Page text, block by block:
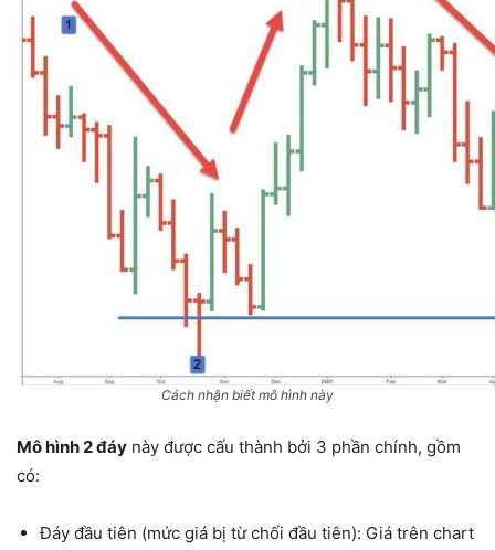
Cách nhận biết mô hình này
Mô hình 2 đáy này được cấu thành bởi 3 phần chính, gồm
có:
Đáy đầu tiên (mức giá bị từ chối đầu tiên): Giá trên chart